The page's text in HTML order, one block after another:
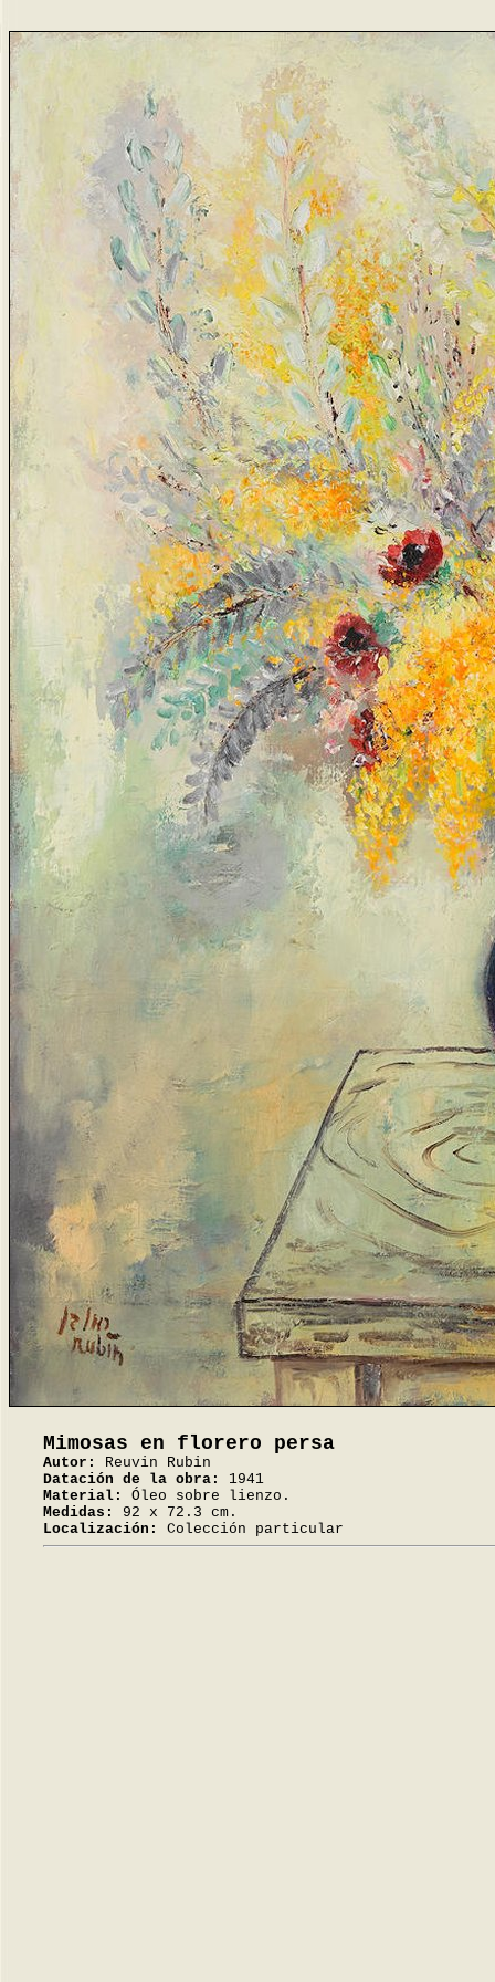
Mimosas en florero persa
Autor:
Reuvin Rubin
Datación de la obra:
1941
Material:
Óleo sobre lienzo.
Medidas:
92 x 72.3 cm.
Localización:
Colección particular